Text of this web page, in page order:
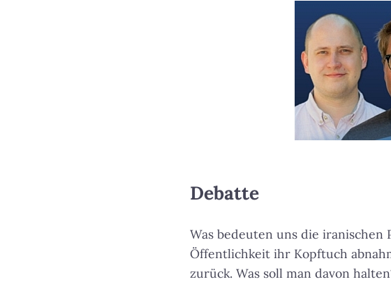
Debatte
Was bedeuten uns die iranischen
Öffentlichkeit ihr Kopftuch
zurück. Was soll man davon